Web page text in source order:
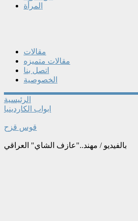
المرأة
مقالات
مقالات متميزه
اتصل بنا
الخصوصية
الرئيسية
ابواب الكاردينيا
قوس قزح
بالفيديو / مهند.."عازف الشاي" العراقي